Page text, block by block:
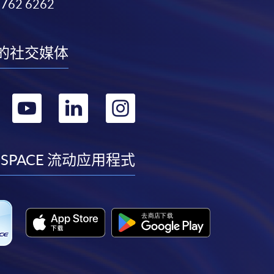
6262
社交媒体
转
youtube
转
linkedin
转
instagram
流动应用程式